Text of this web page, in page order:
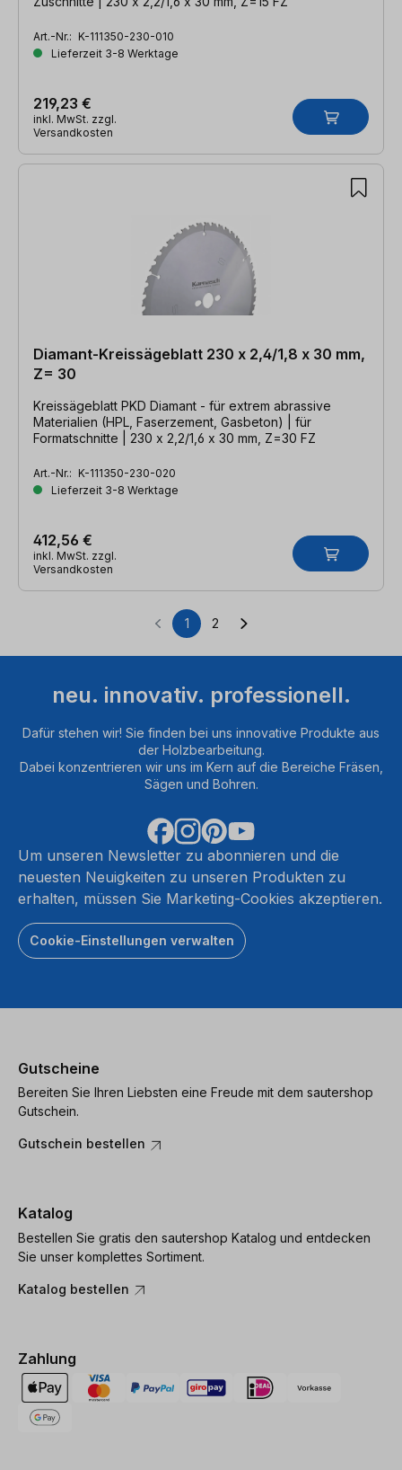
Art.-Nr.: K-111350-230-010
Lieferzeit 3-8 Werktage
219,23 €
inkl. MwSt. zzgl.
Versandkosten
Diamant-Kreissägeblatt 230 x 2,4/1,8 x 30 mm,
Z= 30
Kreissägeblatt PKD Diamant - für extrem abrassive
Materialien (HPL, Faserzement, Gasbeton) | für
Formatschnitte | 230 x 2,2/1,6 x 30 mm, Z=30 FZ
Art.-Nr.: K-111350-230-020
Lieferzeit 3-8 Werktage
412,56 €
inkl. MwSt. zzgl.
Versandkosten
Seite
1 Seite
2
neu. innovativ. professionell.
Dafür stehen wir! Sie finden bei uns innovative Produkte aus
der Holzbearbeitung.
Dabei konzentrieren wir uns im Kern auf die Bereiche Fräsen,
Sägen und Bohren.
Um unseren Newsletter zu abonnieren und die
neuesten Neuigkeiten zu unseren Produkten zu
erhalten, müssen Sie Marketing-Cookies akzeptieren.
Cookie-Einstellungen verwalten
Gutscheine
Bereiten Sie Ihren Liebsten eine Freude mit dem sautershop
Gutschein.
Gutschein bestellen
Katalog
Bestellen Sie gratis den sautershop Katalog und entdecken
Sie unser komplettes Sortiment.
Katalog bestellen
Zahlung